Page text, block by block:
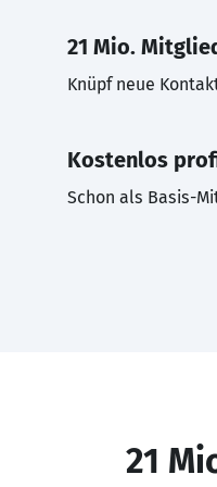
21 Mio.
Knüpf neue
Kostenlos
Schon als Basis-
21